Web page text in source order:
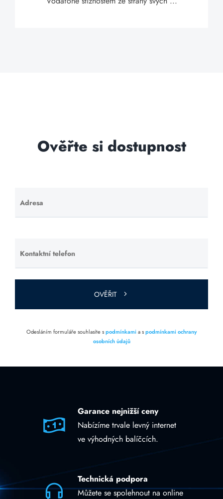
Ověřte si dostupnost
Adresa
Ponechte
toto pole
Kontaktní telefon
Ponechte
toto pole
prázdné.
OVĚŘIT
Odesláním formuláře souhlasíte spodmínkamia spodmínkami ochrany
osobních údajů
Garance nejnižší ceny
Nabízíme trvale levný internet
ve výhodných balíčcích.
Technická podpora
Můžete se spolehnout na online